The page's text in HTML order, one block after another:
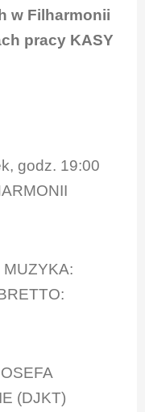
w Filharmonii
pracy KASY
godz. 19:00
(DJKT)